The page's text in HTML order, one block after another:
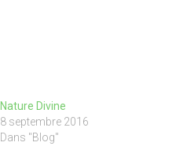
Nature Divine
8 septembre 2016
Dans "Blog"